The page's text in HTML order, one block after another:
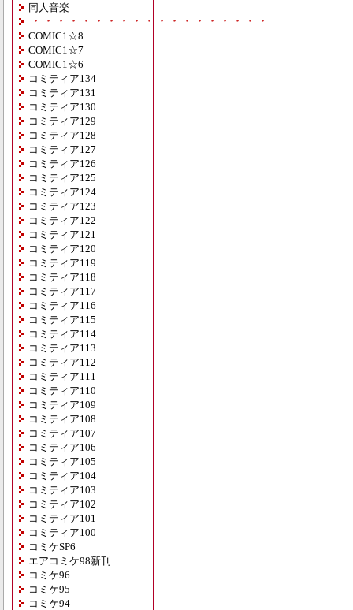
同人音楽
・・・・・・・・・・・・・・・・・・・
COMIC1☆8
COMIC1☆7
COMIC1☆6
コミティア134
コミティア131
コミティア130
コミティア129
コミティア128
コミティア127
コミティア126
コミティア125
コミティア124
コミティア123
コミティア122
コミティア121
コミティア120
コミティア119
コミティア118
コミティア117
コミティア116
コミティア115
コミティア114
コミティア113
コミティア112
コミティア111
コミティア110
コミティア109
コミティア108
コミティア107
コミティア106
コミティア105
コミティア104
コミティア103
コミティア102
コミティア101
コミティア100
コミケSP6
エアコミケ98新刊
コミケ96
コミケ95
コミケ94